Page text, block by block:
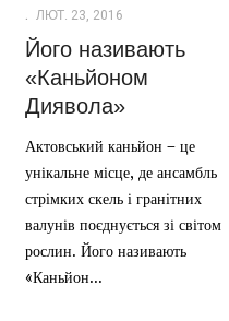
ЛЮТ. 23, 2016
Його називають
«Каньйоном
Диявола»
Актовський каньйон – це
унікальне місце, де ансамбль
стрімких скель і гранітних
валунів поєднується зі світом
рослин. Його називають
«Каньйон...